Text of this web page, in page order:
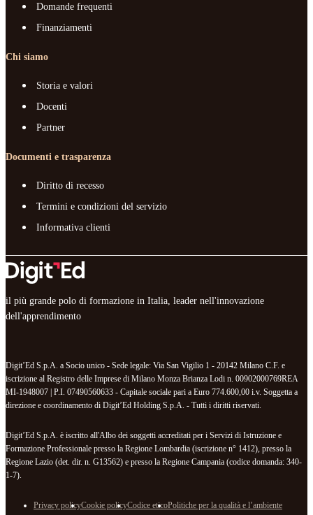
Domande frequenti
Finanziamenti
Chi siamo
Storia e valori
Docenti
Partner
Documenti e trasparenza
Diritto di recesso
Termini e condizioni del servizio
Informativa clienti
il più grande polo di formazione in Italia, leader nell'innovazione
dell'apprendimento
Digit’Ed S.p.A. a Socio unico - Sede legale: Via San Vigilio 1 - 20142 Milano C.F. e
iscrizione al Registro delle Imprese di Milano Monza Brianza Lodi n. 00902000769REA
MI-1948007 | P.I. 07490560633 - Capitale sociale pari a Euro 774.600,00 i.v. Soggetta a
direzione e coordinamento di Digit’Ed Holding S.p.A. - Tutti i diritti riservati.
Digit’Ed S.p.A. è iscritto all'Albo dei soggetti accreditati per i Servizi di Istruzione e
Formazione Professionale presso la Regione Lombardia (iscrizione n° 1412), presso la
Regione Lazio (det. dir. n. G13562) e presso la Regione Campania (codice domanda: 340-
1-7).
Privacy policyCookie policyCodice eticoPolitiche per la qualità e l’ambiente